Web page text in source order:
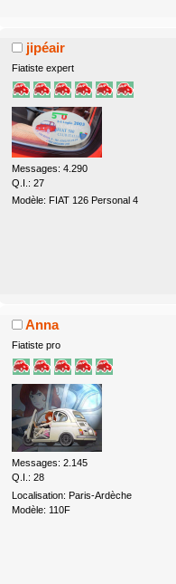
jipéair
Fiatiste expert
Messages: 4.290
Q.I.: 27
Modèle: FIAT 126 Personal 4
Anna
Fiatiste pro
Messages: 2.145
Q.I.: 28
Localisation: Paris-Ardèche
Modèle: 110F